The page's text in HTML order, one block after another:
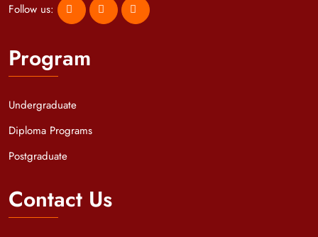
Follow us:
Program
Undergraduate
Diploma Programs
Postgraduate
Contact Us